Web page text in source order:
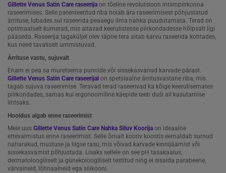
Gillette Venus Satin Care raseerija on tõeline revolutsioon intiimpiirkonna
raseerimises. Selle patenteeritud riba hoiab ära raseerimisest põhjustatud
ärrituse, lubades sul raseerida peaaegu ilma nahka puudutamata. Terad on
optimaalselt kumerad, mis aitavad keerulistesse piirkondadesse hõlpsalt ligi
pääseda. Raseerija tagaküljel olev täpne tera aitab karvu raseerida kohtades,
kus need tavaliselt ummistuvad.
Ärrituse vastu, sujuvalt
Enam ei pea sa muretsema punnide või sissekasvanud karvade pärast.
Gillette Venus Satin Care raseerijal on spetsiaalne ärritusvastane riba, mis
tagab sujuva raseerimise. Teravad terad raseerivad ka kõige keerulisemates
piirkondades, samas kui ergonoomiline käepide teeb duši all kasutamise
lihtsaks.
Hooldus algab enne raseerimist
Meie uus Gillette Venus Satin Care Nahka Siluv Koorija on ideaalne
ettevalmistus enne raseerimist. Selle õrnalt kooriv koostis eemaldab surnud
naharakud, mustuse ja liigse rasu, mis võivad karvade kinnijäämist või
sissekasvamist põhjustada. Lisaks sellele on see pH tasakaalus,
dermatoloogiliselt ja günekoloogiliselt testitud ning ei sisalda parabeene,
värvaineid, lõhnaaineid ega silikooni.